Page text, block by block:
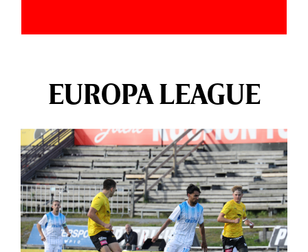
EUROPA LEAGUE